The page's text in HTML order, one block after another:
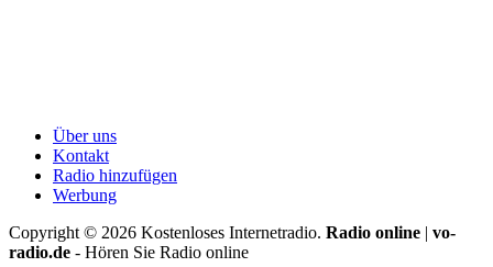
Über uns
Kontakt
Radio hinzufügen
Werbung
Copyright © 2026 Kostenloses Internetradio. Radio online | vo-
radio.de - Hören Sie Radio online